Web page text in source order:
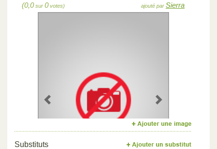
(0,0sur 0votes) ajouté par Sierra
Previous Next
Substituts